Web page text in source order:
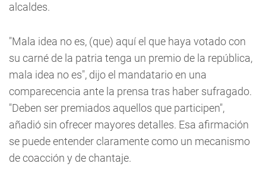
alcaldes.
"Mala idea no es, (que) aquí el que haya votado con
su carné de la patria tenga un premio de la república,
mala idea no es", dijo el mandatario en una
comparecencia ante la prensa tras haber sufragado.
"Deben ser premiados aquellos que participen",
añadió sin ofrecer mayores detalles. Esa afirmación
se puede entender claramente como un mecanismo
de coacción y de chantaje.